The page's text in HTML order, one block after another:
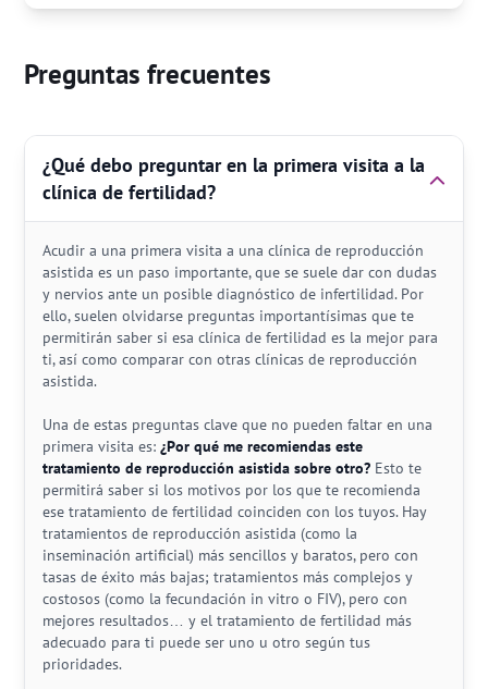
Preguntas frecuentes
¿Qué debo preguntar en la primera visita a la
clínica de fertilidad?
Acudir a una primera visita a una clínica de reproducción
asistida es un paso importante, que se suele dar con dudas
y nervios ante un posible diagnóstico de infertilidad. Por
ello, suelen olvidarse preguntas importantísimas que te
permitirán saber si esa clínica de fertilidad es la mejor para
ti, así como comparar con otras clínicas de reproducción
asistida.
Una de estas preguntas clave que no pueden faltar en una
primera visita es:¿Por qué me recomiendas este
tratamiento de reproducción asistida sobre otro? Esto te
permitirá saber si los motivos por los que te recomienda
ese tratamiento de fertilidad coinciden con los tuyos. Hay
tratamientos de reproducción asistida (como la
inseminación artificial) más sencillos y baratos, pero con
tasas de éxito más bajas; tratamientos más complejos y
costosos (como la fecundación in vitro o FIV), pero con
mejores resultados… y el tratamiento de fertilidad más
adecuado para ti puede ser uno u otro según tus
prioridades.